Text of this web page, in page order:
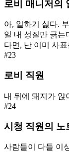
로비 매니저의
아, 일하기 싫다.
일 내 성질만 긁는
다면, 난 이미 사
#23
로비 직원
내 뒤에 돼지가 앉
#24
시청 직원의 노
사람들이 다들 이